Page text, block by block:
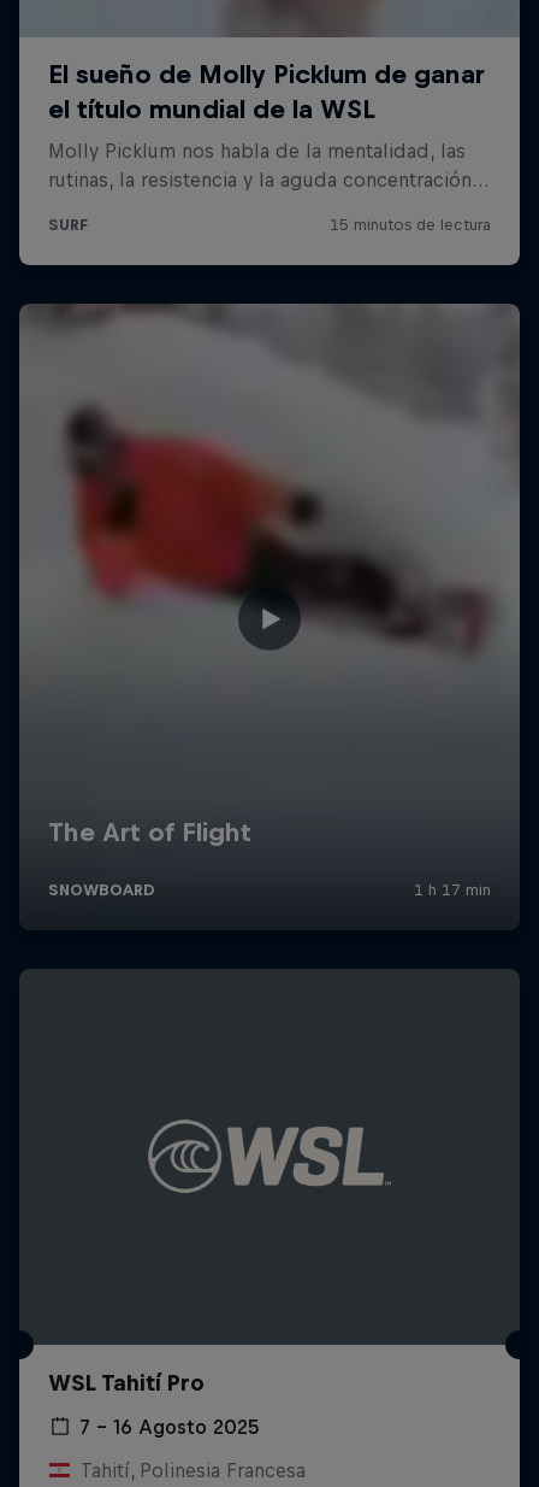
WSL Tahití Pro
7 – 16 Agosto 2025
Tahití, Polinesia Francesa